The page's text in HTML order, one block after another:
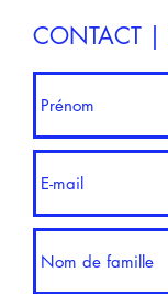
CONTACT |